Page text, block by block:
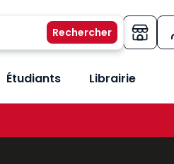
métiers
le sous-menu Vos besoins
Étudiants Librairie